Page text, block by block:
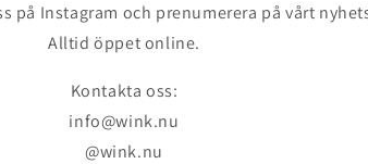
på Instagram och prenumerera på vårt
Alltid öppet online.
Kontakta oss:
info@wink.nu
@wink.nu